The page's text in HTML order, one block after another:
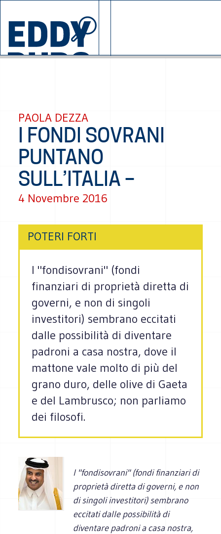
CHI SIAMO
© 2026 EDDYBURG
PAOLA DEZZA
I FONDI SOVRANI
PUNTANO
SULL’ITALIA –
4 Novembre 2016
POTERI FORTI
I "fondisovrani" (fondi
finanziari di proprietà diretta di
governi, e non di singoli
investitori) sembrano eccitati
dalle possibilità di diventare
padroni a casa nostra, dove il
mattone vale molto di più del
grano duro, delle olive di Gaeta
e del Lambrusco; non parliamo
dei filosofi.
I "fondisovrani" (fondi finanziari di
proprietà diretta di governi, e non
di singoli investitori) sembrano
eccitati dalle possibilità di
diventare padroni a casa nostra,